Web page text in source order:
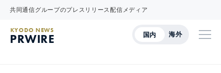
共同通信グループのプレスリリース配信メディア
国内 海外
KYODO NEWS
PRWIRE